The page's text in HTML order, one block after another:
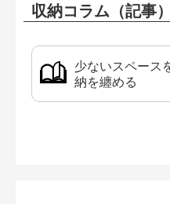
収納コラム（記事）
少ないスペース
納を纏める